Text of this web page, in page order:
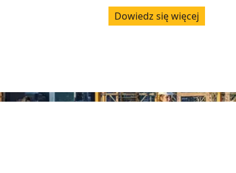
Dowiedz się więcej